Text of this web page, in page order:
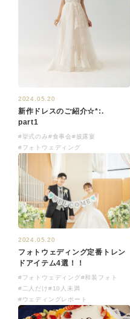
2024.05.20
新作ドレスのご紹介☆*:.
part1
#挙式のみ#食事会#披露宴
#フォトウェディング
2024.05.20
フォトウェディング定番トレン
ドアイテム4選！！
#フォトウェディング#和装フォト
#二人だけ#10人未満
#ウェディングレポート